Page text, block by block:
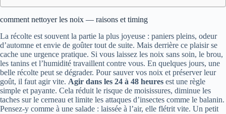
comment nettoyer les noix — raisons et timing
La récolte est souvent la partie la plus joyeuse : paniers pleins, odeur
d’automne et envie de goûter tout de suite. Mais derrière ce plaisir se
cache une urgence pratique. Si vous laissez les noix sans soin, le brou,
les tanins et l’humidité travaillent contre vous. En quelques jours, une
belle récolte peut se dégrader. Pour sauver vos noix et préserver leur
goût, il faut agir vite. Agir dans les 24 à 48 heures est une règle
simple et payante. Cela réduit le risque de moisissures, diminue les
taches sur le cerneau et limite les attaques d’insectes comme le balanin.
Pensez-y comme à une salade : laissée à l’air, elle flétrit vite. Un petit